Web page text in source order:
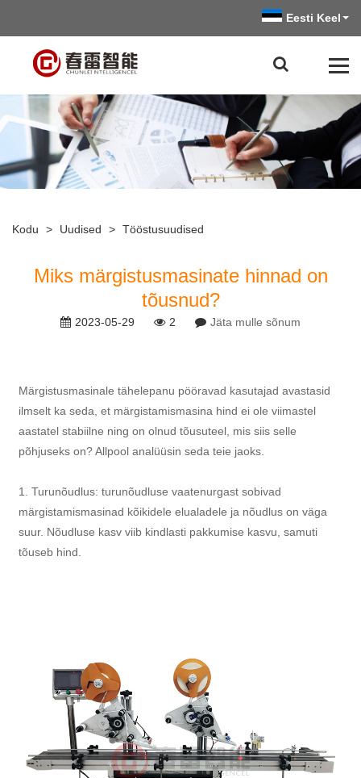
Eesti Keel
Kodu > Uudised > Tööstusuudised
Miks märgistusmasinate hinnad on
tõusnud?
2023-05-29 2 Jäta mulle sõnum
Märgistusmasinale tähelepanu pööravad kasutajad avastasid
ilmselt ka seda, et märgistamismasina hind ei ole viimastel
aastatel stabiilne ning on olnud tõusuteel, mis siis selle
põhjuseks on? Allpool analüüsin seda teie jaoks.
1. Turunõudlus: turunõudluse vaatenurgast sobivad
märgistamismasinad kõikidele elualadele ja nõudlus on väga
suur. Nõudluse kasv viib kindlasti pakkumise kasvu, samuti
tõuseb hind.